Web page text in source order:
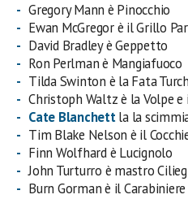
Gregory Mann è Pinocchio
Ewan McGregor è il Grillo
David Bradley è Geppetto
Ron Perlman è Mangiafuoco
Tilda Swinton è la Fata
Christoph Waltz è la Volpe
Cate Blanchettla la
Tim Blake Nelson è il
Finn Wolfhard è Lucignolo
John Turturro è mastro
Burn Gorman è il Carabiniere